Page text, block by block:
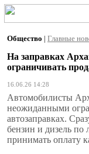
Общество | Главные
На заправках
ограничивать
16.06.26 14:28
Автомобилисты
неожиданными
автозаправках.
бензин и дизель по
принимать оплату